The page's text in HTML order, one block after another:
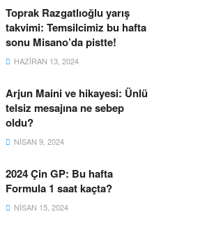
Toprak Razgatlıoğlu yarış
takvimi: Temsilcimiz bu hafta
sonu Misano’da pistte!
HAZIRAN 13, 2024
Arjun Maini ve hikayesi: Ünlü
telsiz mesajına ne sebep
oldu?
NISAN 9, 2024
2024 Çin GP: Bu hafta
Formula 1 saat kaçta?
NISAN 15, 2024